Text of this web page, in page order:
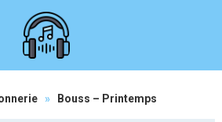
» Bouss – Printemps